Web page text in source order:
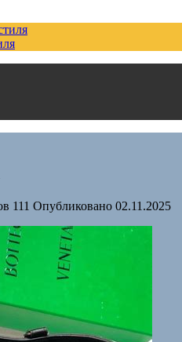
111 Опубликовано 02.11.2025